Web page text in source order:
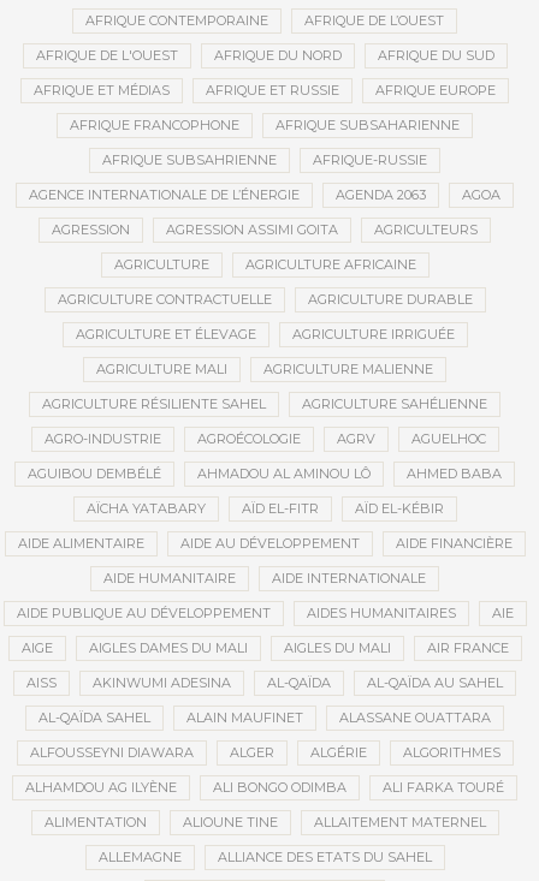
AFRIQUE CONTEMPORAINE AFRIQUE DE L’OUEST
AFRIQUE DE L'OUEST AFRIQUE DU NORD AFRIQUE DU SUD
AFRIQUE ET MÉDIAS AFRIQUE ET RUSSIE AFRIQUE EUROPE
AFRIQUE FRANCOPHONE AFRIQUE SUBSAHARIENNE
AFRIQUE SUBSAHRIENNE AFRIQUE-RUSSIE
AGENCE INTERNATIONALE DE L’ÉNERGIE AGENDA 2063 AGOA
AGRESSION AGRESSION ASSIMI GOITA AGRICULTEURS
AGRICULTURE AGRICULTURE AFRICAINE
AGRICULTURE CONTRACTUELLE AGRICULTURE DURABLE
AGRICULTURE ET ÉLEVAGE AGRICULTURE IRRIGUÉE
AGRICULTURE MALI AGRICULTURE MALIENNE
AGRICULTURE RÉSILIENTE SAHEL AGRICULTURE SAHÉLIENNE
AGRO-INDUSTRIE AGROÉCOLOGIE AGRV AGUELHOC
AGUIBOU DEMBÉLÉ AHMADOU AL AMINOU LÔ AHMED BABA
AÏCHA YATABARY AÏD EL-FITR AÏD EL-KÉBIR
AIDE ALIMENTAIRE AIDE AU DÉVELOPPEMENT AIDE FINANCIÈRE
AIDE HUMANITAIRE AIDE INTERNATIONALE
AIDE PUBLIQUE AU DÉVELOPPEMENT AIDES HUMANITAIRES AIE
AIGE AIGLES DAMES DU MALI AIGLES DU MALI AIR FRANCE
AISS AKINWUMI ADESINA AL-QAÏDA AL-QAÏDA AU SAHEL
AL-QAÏDA SAHEL ALAIN MAUFINET ALASSANE OUATTARA
ALFOUSSEYNI DIAWARA ALGER ALGÉRIE ALGORITHMES
ALHAMDOU AG ILYÈNE ALI BONGO ODIMBA ALI FARKA TOURÉ
ALIMENTATION ALIOUNE TINE ALLAITEMENT MATERNEL
ALLEMAGNE ALLIANCE DES ETATS DU SAHEL